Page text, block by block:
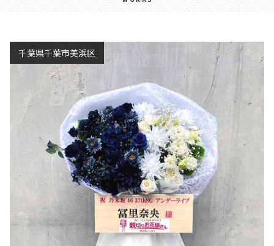
千葉県千葉市美浜区